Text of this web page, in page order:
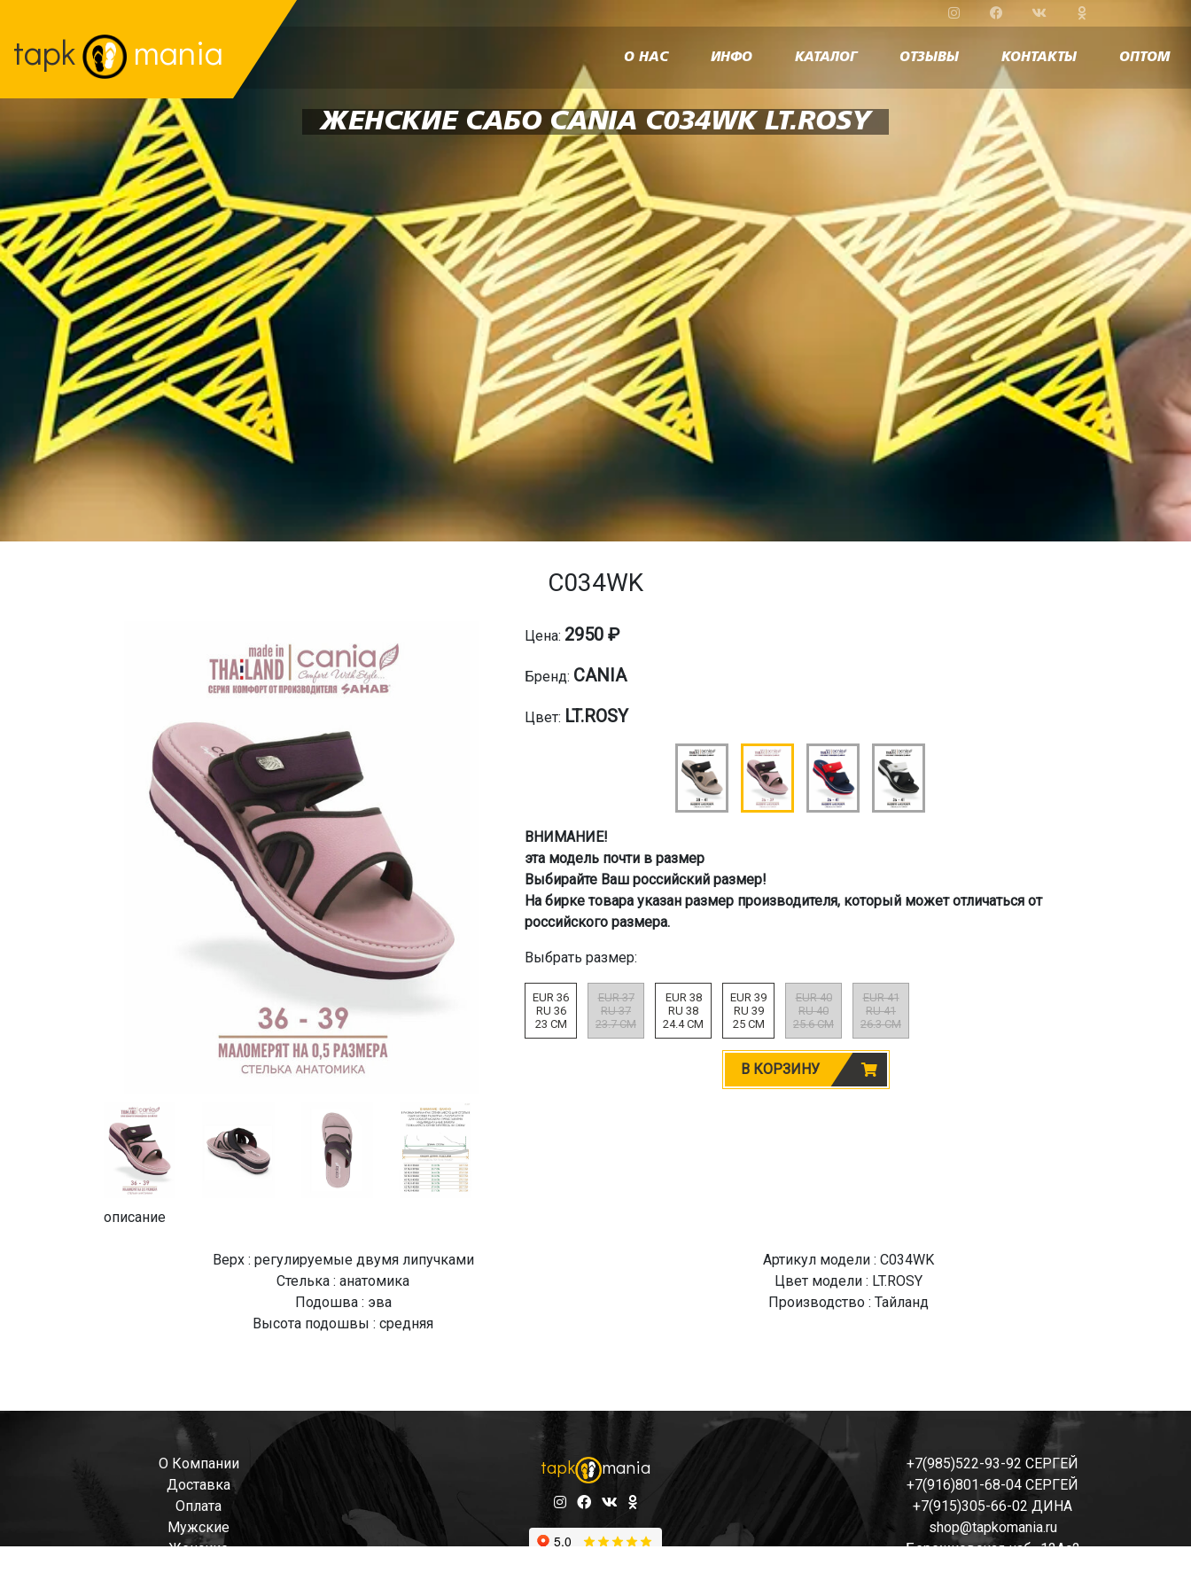
tapk mania О НАС ИНФО КАТАЛОГ ОТЗЫВЫ КОНТАКТЫ ОПТОМ
ЖЕНСКИЕ САБО CANIA C034WK LT.ROSY
C034WK
Цена: 2950 ₽
Бренд: CANIA
Цвет: LT.ROSY
ВНИМАНИЕ!
эта модель почти в размер
Выбирайте Ваш российский размер!
На бирке товара указан размер производителя, который может отличаться от
российского размера.
Выбрать размер:
EUR 36
RU 36
23 CM
EUR 37
RU 37
23.7 CM
EUR 38
RU 38
24.4 CM
EUR 39
RU 39
25 CM
EUR 40
RU 40
25.6 CM
EUR 41
RU 41
26.3 CM
В КОРЗИНУ
описание
Верх : регулируемые двумя липучками
Стелька : анатомика
Подошва : эва
Высота подошвы : средняя
Артикул модели : C034WK
Цвет модели : LT.ROSY
Производство : Тайланд
О Компании
Доставка
Оплата
Мужские
Женские
tapk mania
+7(985)522-93-92 СЕРГЕЙ
+7(916)801-68-04 СЕРГЕЙ
+7(915)305-66-02 ДИНА
shop@tapkomania.ru
Бережковская наб., 12Ас2